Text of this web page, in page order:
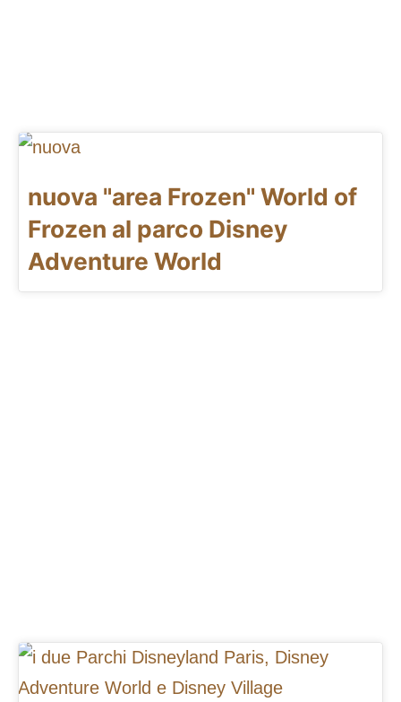
nuova "area Frozen" World of
Frozen al parco Disney
Adventure World